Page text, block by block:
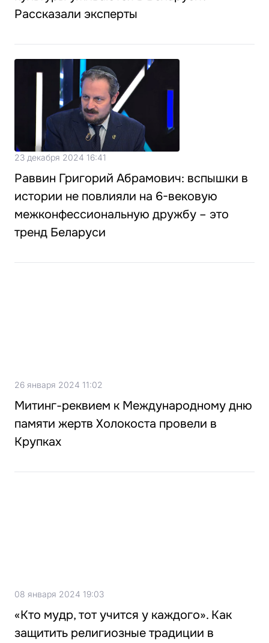
Рассказали эксперты
23 декабря 2024 16:41
Раввин Григорий Абрамович: вспышки в
истории не повлияли на 6-вековую
межконфессиональную дружбу – это
тренд Беларуси
26 января 2024 11:02
Митинг-реквием к Международному дню
памяти жертв Холокоста провели в
Крупках
08 января 2024 19:03
«Кто мудр, тот учится у каждого». Как
защитить религиозные традиции в